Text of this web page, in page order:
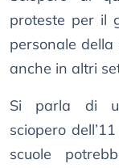
proteste per il
personale
anche in altri
Si parla di
sciopero
scuole